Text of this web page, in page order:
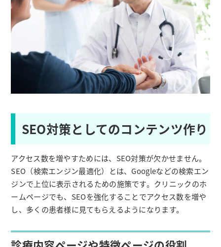
SEO対策としてのコンテンツ作り
アクセス数を増やすためには、SEO対策が欠かせません。
SEO（検索エンジン最適化）とは、Googleなどの検索エン
ジンで上位に表示されるための施策です。クリニックのホ
ームページでも、SEOを強化することでアクセス数を増や
し、多くの患者様に見てもらえるようになります。